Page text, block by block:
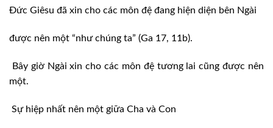
Đức Giêsu đã xin cho các môn đệ đang hiện diện bên Ngài
được nên một “như chúng ta” (Ga 17, 11b).
Bây giờ Ngài xin cho các môn đệ tương lai cũng được nên
một.
Sự hiệp nhất nên một giữa Cha và Con